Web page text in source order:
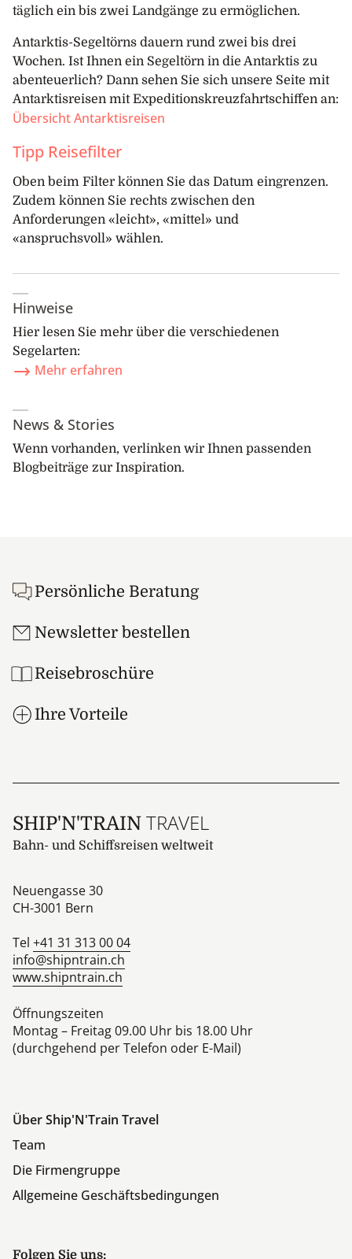
täglich ein bis zwei Landgänge zu ermöglichen.
Antarktis-Segeltörns dauern rund zwei bis drei
Wochen. Ist Ihnen ein Segeltörn in die Antarktis zu
abenteuerlich? Dann sehen Sie sich unsere Seite mit
Antarktisreisen mit Expeditionskreuzfahrtschiffen an:
Übersicht Antarktisreisen
Tipp Reisefilter
Oben beim Filter können Sie das Datum eingrenzen.
Zudem können Sie rechts zwischen den
Anforderungen «leicht», «mittel» und
«anspruchsvoll» wählen.
Hinweise
Hier lesen Sie mehr über die verschiedenen
Segelarten:
Mehr erfahren
News & Stories
Wenn vorhanden, verlinken wir Ihnen passenden
Blogbeiträge zur Inspiration.
Persönliche Beratung
Newsletter bestellen
Reisebroschüre
Ihre Vorteile
SHIP'N'TRAIN TRAVEL
Bahn- und Schiffsreisen weltweit
Neuengasse 30
CH-3001 Bern
Tel +41 31 313 00 04
info@shipntrain.ch
www.shipntrain.ch
Öffnungszeiten
Montag – Freitag 09.00 Uhr bis 18.00 Uhr
(durchgehend per Telefon oder E-Mail)
Über Ship'N'Train Travel
Team
Die Firmengruppe
Allgemeine Geschäftsbedingungen
Folgen Sie uns: